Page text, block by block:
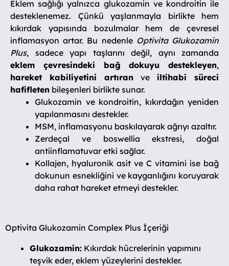
Eklem sağlığı yalnızca glukozamin ve kondroitin ile
desteklenemez. Çünkü yaşlanmayla birlikte hem
kıkırdak yapısında bozulmalar hem de çevresel
inflamasyon artar. Bu nedenle Optivita Glukozamin
Plus, sadece yapı taşlarını değil, aynı zamanda
eklem çevresindeki bağ dokuyu destekleyen,
hareket kabiliyetini artıran ve iltihabi süreci
hafifleten bileşenleri birlikte sunar.
Glukozamin ve kondroitin, kıkırdağın yeniden
yapılanmasını destekler.
MSM, inflamasyonu baskılayarak ağrıyı azaltır.
Zerdeçal ve boswellia ekstresi, doğal
antiinflamatuvar etki sağlar.
Kollajen, hyaluronik asit ve C vitamini ise bağ
dokunun esnekliğini ve kayganlığını koruyarak
daha rahat hareket etmeyi destekler.
Optivita Glukozamin Complex Plus İçeriği
Glukozamin: Kıkırdak hücrelerinin yapımını
teşvik eder, eklem yüzeylerini destekler.